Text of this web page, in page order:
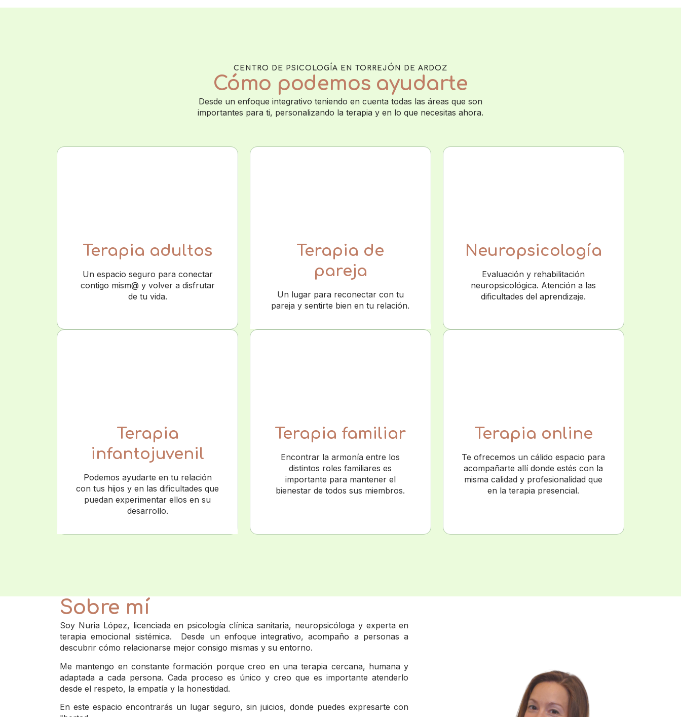
CENTRO DE PSICOLOGÍA EN TORREJÓN DE ARDOZ
Cómo podemos ayudarte
Desde un enfoque integrativo teniendo en cuenta todas las áreas que son
importantes para ti, personalizando la terapia y en lo que necesitas ahora.
Terapia adultos
Un espacio seguro para conectar
contigo mism@ y volver a disfrutar
de tu vida.
Terapia de
pareja
Un lugar para reconectar con tu
pareja y sentirte bien en tu relación.
Neuropsicología
Evaluación y rehabilitación
neuropsicológica. Atención a las
dificultades del aprendizaje.
Terapia
infantojuvenil
Podemos ayudarte en tu relación
con tus hijos y en las dificultades que
puedan experimentar ellos en su
desarrollo.
Terapia familiar
Encontrar la armonía entre los
distintos roles familiares es
importante para mantener el
bienestar de todos sus miembros.
Terapia online
Te ofrecemos un cálido espacio para
acompañarte allí donde estés con la
misma calidad y profesionalidad que
en la terapia presencial.
Sobre mí
Soy Nuria López, licenciada en psicología clínica sanitaria, neuropsicóloga y experta en
terapia emocional sistémica. Desde un enfoque integrativo, acompaño a personas a
descubrir cómo relacionarse mejor consigo mismas y su entorno.
Me mantengo en constante formación porque creo en una terapia cercana, humana y
adaptada a cada persona. Cada proceso es único y creo que es importante atenderlo
desde el respeto, la empatía y la honestidad.
En este espacio encontrarás un lugar seguro, sin juicios, donde puedes expresarte con